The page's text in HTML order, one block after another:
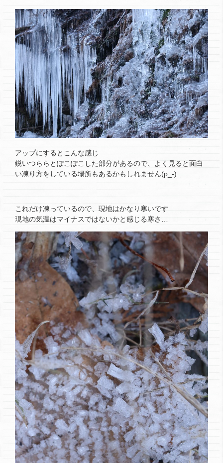
アップにするとこんな感じ
鋭いつららとぽこぽこした部分があるので、よく見ると面白
い凍り方をしている場所もあるかもしれません(p_-)
これだけ凍っているので、現地はかなり寒いです
現地の気温はマイナスではないかと感じる寒さ…